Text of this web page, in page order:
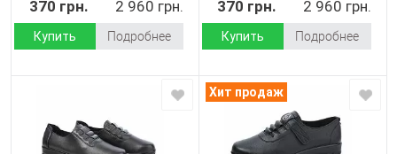
370 грн. 2 960 грн.
Купить Подробнее
370 грн. 2 960 грн.
Купить Подробнее
Хит продаж